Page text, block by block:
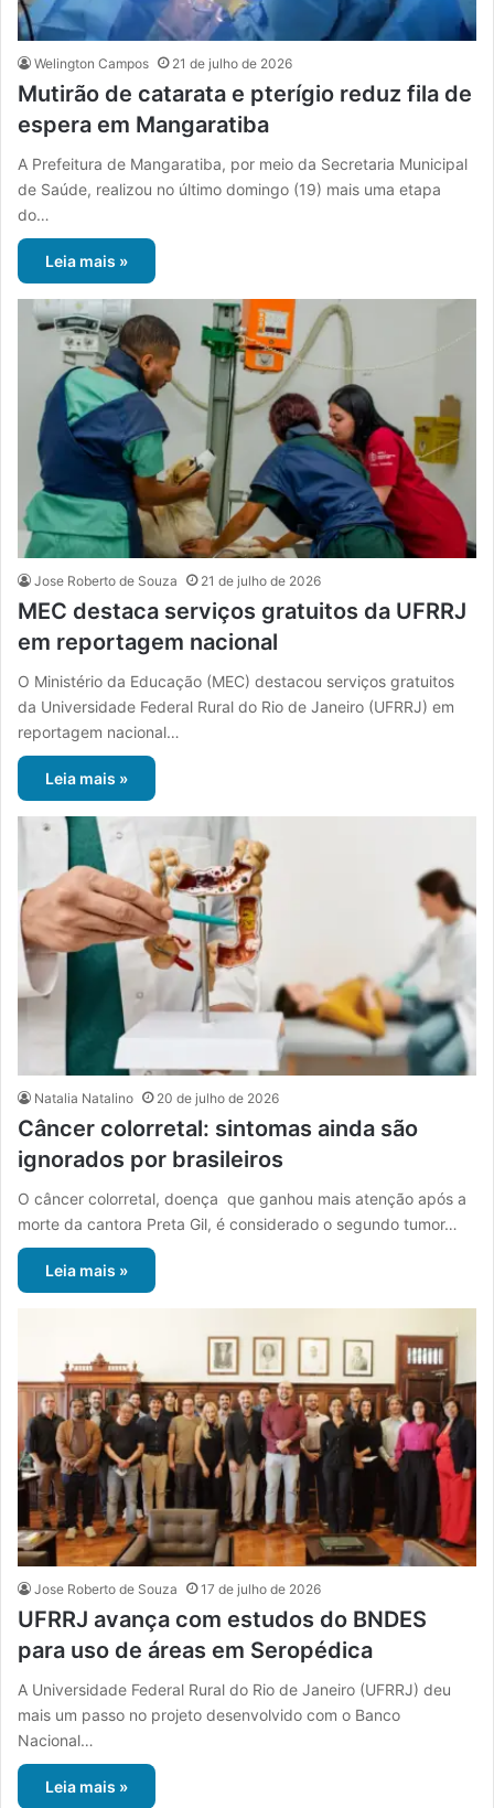
Welington Campos 21 de julho de 2026
Mutirão de catarata e pterígio reduz fila de
espera em Mangaratiba
A Prefeitura de Mangaratiba, por meio da Secretaria Municipal
de Saúde, realizou no último domingo (19) mais uma etapa
do…
Leia mais »
Jose Roberto de Souza 21 de julho de 2026
MEC destaca serviços gratuitos da UFRRJ
em reportagem nacional
O Ministério da Educação (MEC) destacou serviços gratuitos
da Universidade Federal Rural do Rio de Janeiro (UFRRJ) em
reportagem nacional…
Leia mais »
Natalia Natalino 20 de julho de 2026
Câncer colorretal: sintomas ainda são
ignorados por brasileiros
O câncer colorretal, doença que ganhou mais atenção após a
morte da cantora Preta Gil, é considerado o segundo tumor…
Leia mais »
Jose Roberto de Souza 17 de julho de 2026
UFRRJ avança com estudos do BNDES
para uso de áreas em Seropédica
A Universidade Federal Rural do Rio de Janeiro (UFRRJ) deu
mais um passo no projeto desenvolvido com o Banco
Nacional…
Leia mais »